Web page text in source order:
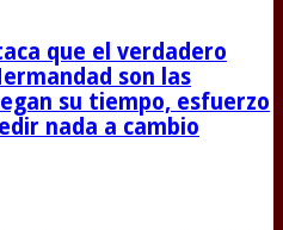
que el verdadero
son las
su tiempo, esfuerzo
nada a cambio